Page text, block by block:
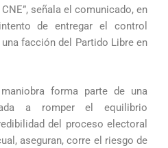
señala el comunicado, en
de entregar el control
facción del Partido Libre en
forma parte de una
a romper el equilibrio
del proceso electoral
aseguran, corre el riesgo de